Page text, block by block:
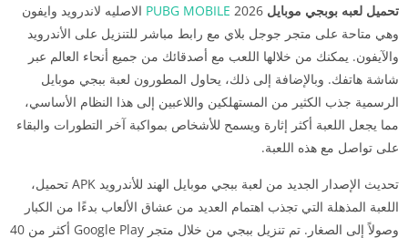
تحميل لعبه بوبجي موبايل PUBG MOBILE الاصليه لاندرويد وايفون
وهي متاحة على متجر جوجل بلاي مع رابط مباشر للتنزيل على الأندرويد
والآيفون. يمكنك من خلالها اللعب مع أصدقائك من جميع أنحاء العالم عبر
شاشة هاتفك. وبالإضافة إلى ذلك، يحاول المطورون لعبة ببجي موبايل
الرسمية جذب الكثير من المستهلكين واللاعبين إلى هذا النظام الأساسي،
مما يجعل اللعبة أكثر إثارة ويسمح للأشخاص بمواكبة آخر التطورات والبقاء
على تواصل مع هذه اللعبة.
تحديث الإصدار الجديد من لعبة ببجي موبايل الهند للأندرويد APK تحميل،
اللعبة المذهلة التي تجذب اهتمام العديد من عشاق الألعاب بدءًا من الكبار
وصولاً إلى الصغار. تم تنزيل ببجي من خلال متجر Google Play أكثر من 40